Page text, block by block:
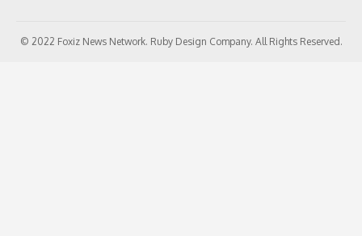
© 2022 Foxiz News Network. Ruby Design Company. All Rights Reserved.